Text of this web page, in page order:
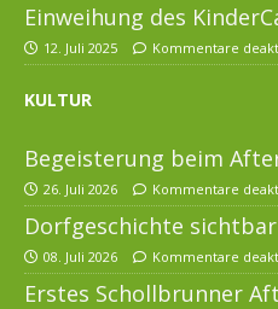
Einweihung des
12. Juli 2025 Kommentare
KULTUR
Begeisterung beim
26. Juli 2026 Kommentare
Dorfgeschichte
08. Juli 2026 Kommentare
Erstes Schollbrunner